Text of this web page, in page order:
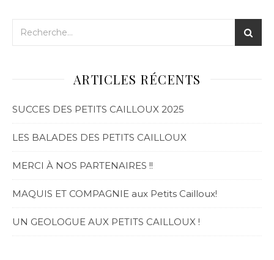
ARTICLES RÉCENTS
SUCCES DES PETITS CAILLOUX 2025
LES BALADES DES PETITS CAILLOUX
MERCI À NOS PARTENAIRES !!
MAQUIS ET COMPAGNIE aux Petits Cailloux!
UN GEOLOGUE AUX PETITS CAILLOUX !